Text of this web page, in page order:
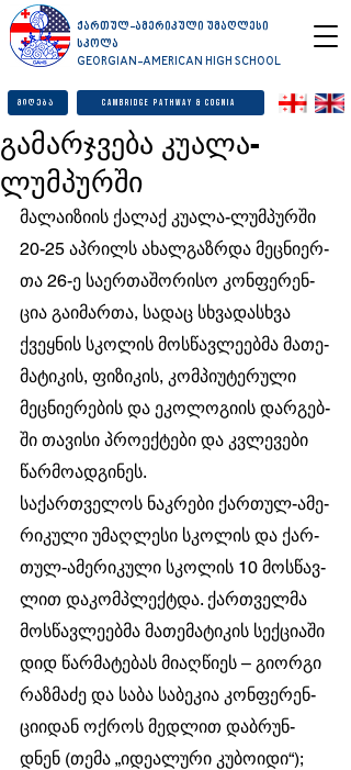
ქართულ-ამერიკული უმაღლესი
სკოლა
GEORGIAN-AMERICAN HIGH SCHOOL
მიღება Cambridge Pathway & Cognia
გამარჯვება კუალა-
ლუმპურში
მა­ლა­ი­ზი­ის ქა­ლაქ კუ­ა­ლა-ლუმ­პურ­ში
20-25 აპ­რილს ახალ­გაზ­რდა მეც­ნი­ერ­
თა 26-ე სა­ერ­თა­შო­რი­სო კონ­ფე­რენ­
ცია გა­ი­მარ­თა, სა­დაც სხვა­დას­ხვა
ქვეყ­ნის სკო­ლის მოს­წავ­ლე­ებ­მა მა­თე­
მა­ტი­კის, ფი­ზი­კის, კომ­პი­უ­ტე­რუ­ლი
მეც­ნი­ე­რე­ბის და ეკო­ლო­გი­ის დარ­გებ­
ში თა­ვი­სი პრო­ექ­ტე­ბი და კვლე­ვე­ბი
წარ­მო­ად­გი­ნეს.
სა­ქარ­თვე­ლოს ნაკ­რე­ბი ქარ­თულ-ამე­
რი­კუ­ლი უმაღ­ლე­სი სკო­ლის და ქარ­
თულ-ამე­რი­კუ­ლი სკო­ლის 10 მოს­წავ­
ლით და­კომ­პლექტდა. ქარ­თველ­მა
მოს­წავ­ლე­ებ­მა მა­თე­მა­ტი­კის სექ­ცი­ა­ში
დიდ წარ­მა­ტე­ბას მი­აღ­წი­ეს – გი­ორ­გი
რაზ­მა­ძე და საბა სა­ბე­კია კონ­ფე­რენ­
ცი­ი­დან ოქ­როს მედ­ლით დაბ­რუნ­
დნენ (თემა „იდე­ა­ლუ­რი კუ­ბო­ი­დი“);